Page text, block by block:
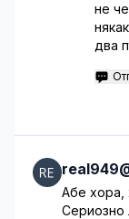
не
два
Абе хора,
Сериозно